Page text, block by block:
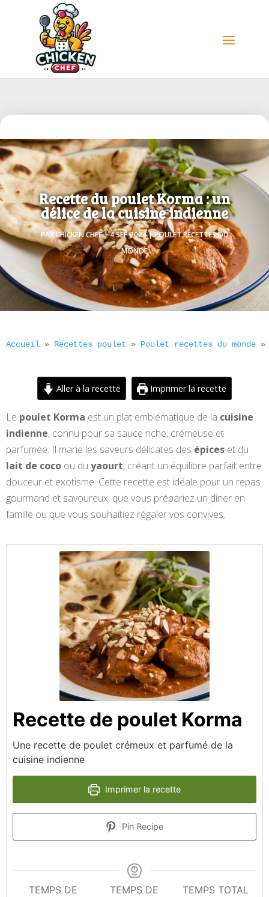
Recette du poulet Korma : un
délice de la cuisine indienne
PARCHICKEN CHEF|4 SEP 2024|POULET RECETTES DU
MONDE
Accueil » Recettes poulet » Poulet recettes du monde
Aller à la recette Imprimer la recette
Le poulet Korma est un plat emblématique de la cuisine
indienne, connu pour sa sauce riche, crémeuse et
parfumée. Il marie les saveurs délicates des épices et du
lait de coco ou du yaourt, créant un équilibre parfait entre
douceur et exotisme. Cette recette est idéale pour un repas
gourmand et savoureux, que vous prépariez un dîner en
famille ou que vous souhaitiez régaler vos convives.
Recette de poulet Korma
Une recette de poulet crémeux et parfumé de la
cuisine indienne
Imprimer la recette
Pin Recipe
TEMPS DE
TEMPS DE
TEMPS TOTAL